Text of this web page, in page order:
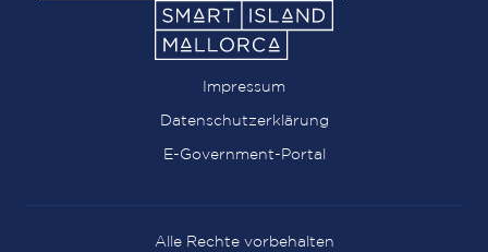
Impressum
Datenschutzerklärung
E-Government-Portal
Alle Rechte vorbehalten